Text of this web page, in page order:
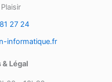
27 24
informatique.fr
Légal